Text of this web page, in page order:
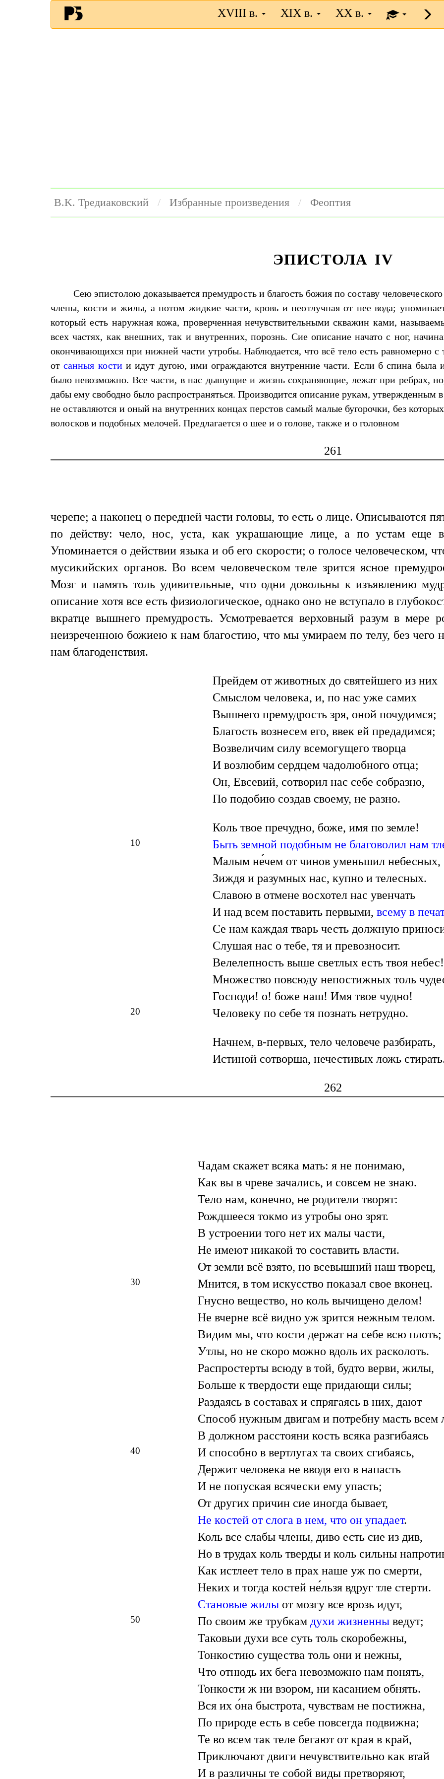
XVIII в. XIX в. XX в.
B.K. Тредиаковский Избранные произведения Феоптия
ЭПИСТОЛА IV
Сею эпистолою доказывается премудрость и благость божия по составу
члены, кости и жилы, а потом жидкие части, кровь и неотлучная от нее вода;
который есть наружная кожа, проверченная нечувствительными скважин ками,
всех частях, как внешних, так и внутренних, порознь. Сие описание начато с ног,
окончивающихся при нижней части утробы. Наблюдается, что всё тело есть равномерно
отсанныя костии идут дугою, ими ограждаются внутренние части. Если б спина была
было невозможно. Все части, в нас дышущие и жизнь сохраняющие, лежат при ребрах,
дабы ему свободно было распространяться. Производится описание рукам, утвержденным
не оставляются и оный на внутренних концах перстов самый малые бугорочки, без
волосков и подобных мелочей. Предлагается о шее и о голове, также и о головном
261
черепе; а наконец о передней части головы, то есть о лице. Описываются
по действу: чело, нос, уста, как украшающие лице, а по устам еще
Упоминается о действии языка и об его скорости; о голосе человеческом,
мусикийских органов. Во всем человеческом теле зрится ясное
Мозг и память толь удивительные, что одни довольны к изъявлению
описание хотя все есть физиологическое, однако оно не вступало в
вкратце вышнего премудрость. Усмотревается верховный разум в мере
неизреченною божиею к нам благостию, что мы умираем по телу, без чего
нам благоденствия.
Прейдем от животных до святейшего из них
Смыслом человека, и, по нас уже самих
Вышнего премудрость зря, оной почудимся;
Благость вознесем его, ввек ей предадимся;
Возвеличим силу всемогущего творца
И возлюбим сердцем чадолюбного отца;
Он, Евсевий, сотворил нас себе собразно,
По подобию создав своему, не разно.
Коль твое пречудно, боже, имя по земле!
10
Быть земной подобным не благоволил нам
Малым не́чем от чинов уменьшил небесных,
Зиждя и разумных нас, купно и телесных.
Славою в отмене восхотел нас увенчать
И над всем поставить первыми, всему в
Се нам каждая тварь честь должную
Слушая нас о тебе, тя и превозносит.
Велелепность выше светлых есть твоя небес!
Множество повсюду непостижных толь
Господи! о! боже наш! Имя твое чудно!
20 Человеку по себе тя познать нетрудно.
Начнем, в-первых, тело человече разбирать,
Истиной сотворша, нечестивых ложь
262
Чадам скажет всяка мать: я не понимаю,
Как вы в чреве зачались, и совсем не знаю.
Тело нам, конечно, не родители творят:
Рождшееся токмо из утробы оно зрят.
В устроении того нет их малы части,
Не имеют никакой то составить власти.
От земли всё взято, но всевышний наш творец,
30
Мнится, в том искусство показал свое вконец.
Гнусно вещество, но коль вычищено делом!
Не вчерне всё видно уж зрится нежным телом.
Видим мы, что кости держат на себе всю плоть;
Утлы, но не скоро можно вдоль их расколоть.
Распростерты всюду в той, будто верви, жилы,
Больше к твердости еще придающи силы;
Раздаясь в составах и спрягаясь в них, дают
Способ нужным двигам и потребну масть всем
В должном расстояни кость всяка разгибаясь
40
И способно в вертлугах та своих сгибаясь,
Держит человека не вводя его в напасть
И не попуская всячески ему упасть;
От других причин сие иногда бывает,
Не костей от слога в нем, что он упадает.
Коль все слабы члены, диво есть сие из див,
Но в трудах коль тверды и коль сильны
Как истлеет тело в прах наше уж по смерти,
Неких и тогда костей не́льзя вдруг тле стерти.
Становые жилы от мозгу все врозь идут,
50 По своим же трубкам духи жизненны ведут;
Таковыи духи все суть толь скоробежны,
Тонкостию существа толь они и нежны,
Что отнюдь их бега невозможно нам понять,
Тонкости ж ни взором, ни касанием обнять.
Вся их о́на быстрота, чувствам не постижна,
По природе есть в себе повсегда подвижна;
Те во всем так теле бегают от края в край,
Приключают двиги нечувствительно как втай
И в различны те собой виды претворяют,